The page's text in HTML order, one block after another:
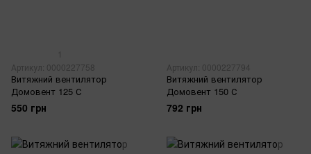
1
Артикул: 0000227758
Витяжний вентилятор
Домовент 125 С
550 грн
Артикул: 0000227794
Витяжний вентилятор
Домовент 150 С
792 грн